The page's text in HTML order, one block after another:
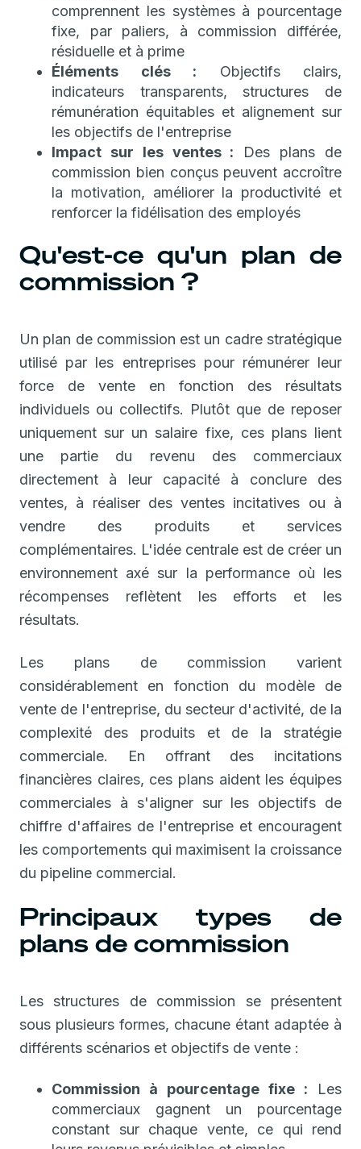
comprennent les systèmes à pourcentage
fixe, par paliers, à commission différée,
résiduelle et à prime
Éléments clés : Objectifs clairs,
indicateurs transparents, structures de
rémunération équitables et alignement sur
les objectifs de l'entreprise
Impact sur les ventes : Des plans de
commission bien conçus peuvent accroître
la motivation, améliorer la productivité et
renforcer la fidélisation des employés
Qu'est-ce qu'un plan de
commission ?
Un plan de commission est un cadre stratégique
utilisé par les entreprises pour rémunérer leur
force de vente en fonction des résultats
individuels ou collectifs. Plutôt que de reposer
uniquement sur un salaire fixe, ces plans lient
une partie du revenu des commerciaux
directement à leur capacité à conclure des
ventes, à réaliser des ventes incitatives ou à
vendre des produits et services
complémentaires. L'idée centrale est de créer un
environnement axé sur la performance où les
récompenses reflètent les efforts et les
résultats.
Les plans de commission varient
considérablement en fonction du modèle de
vente de l'entreprise, du secteur d'activité, de la
complexité des produits et de la stratégie
commerciale. En offrant des incitations
financières claires, ces plans aident les équipes
commerciales à s'aligner sur les objectifs de
chiffre d'affaires de l'entreprise et encouragent
les comportements qui maximisent la croissance
du pipeline commercial.
Principaux types de
plans de commission
Les structures de commission se présentent
sous plusieurs formes, chacune étant adaptée à
différents scénarios et objectifs de vente :
Commission à pourcentage fixe : Les
commerciaux gagnent un pourcentage
constant sur chaque vente, ce qui rend